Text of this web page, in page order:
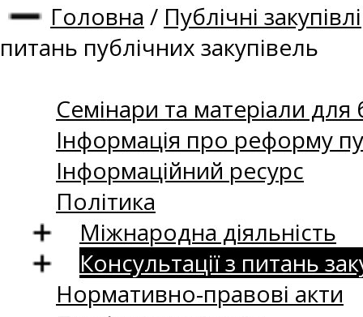
Головна / Публічні закупівлі
питань публічних закупівель
Семінари та матеріали для
Інформація про реформу
Інформаційний ресурс
Політика
Міжнародна діяльність
Консультації з питань
Нормативно-правові акти